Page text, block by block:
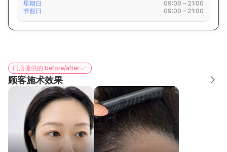
星期日
09:00 – 21:00
节假日
09:00 – 21:00
门店提供的 before/after
顾客施术效果